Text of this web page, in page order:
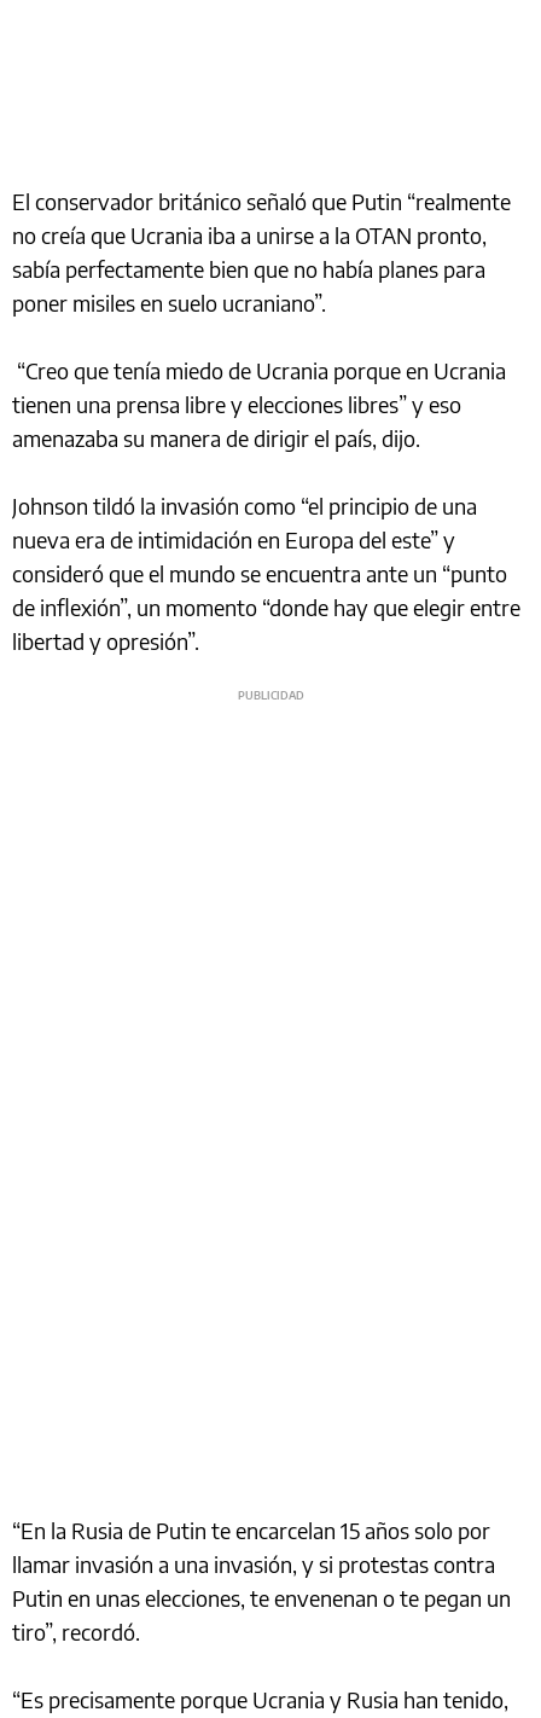
El conservador británico señaló que Putin “realmente
no creía que Ucrania iba a unirse a la OTAN pronto,
sabía perfectamente bien que no había planes para
poner misiles en suelo ucraniano”.
“Creo que tenía miedo de Ucrania porque en Ucrania
tienen una prensa libre y elecciones libres” y eso
amenazaba su manera de dirigir el país, dijo.
Johnson tildó la invasión como “el principio de una
nueva era de intimidación en Europa del este” y
consideró que el mundo se encuentra ante un “punto
de inflexión”, un momento “donde hay que elegir entre
libertad y opresión”.
“En la Rusia de Putin te encarcelan 15 años solo por
llamar invasión a una invasión, y si protestas contra
Putin en unas elecciones, te envenenan o te pegan un
tiro”, recordó.
“Es precisamente porque Ucrania y Rusia han tenido,